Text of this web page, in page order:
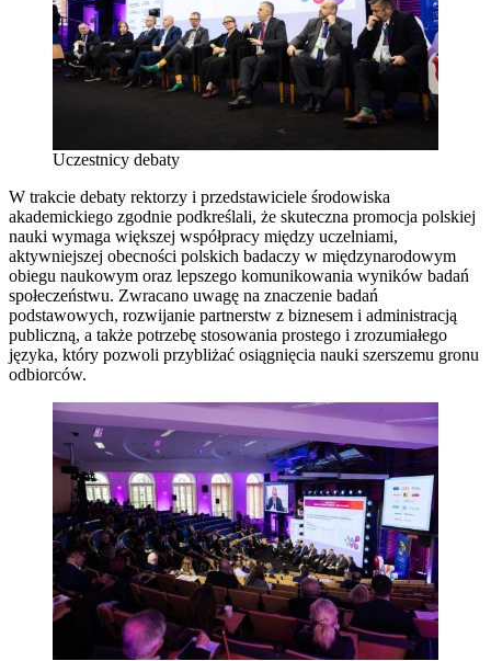
Uczestnicy debaty
W trakcie debaty rektorzy i przedstawiciele środowiska
akademickiego zgodnie podkreślali, że skuteczna promocja polskiej
nauki wymaga większej współpracy między uczelniami,
aktywniejszej obecności polskich badaczy w międzynarodowym
obiegu naukowym oraz lepszego komunikowania wyników badań
społeczeństwu. Zwracano uwagę na znaczenie badań
podstawowych, rozwijanie partnerstw z biznesem i administracją
publiczną, a także potrzebę stosowania prostego i zrozumiałego
języka, który pozwoli przybliżać osiągnięcia nauki szerszemu gronu
odbiorców.